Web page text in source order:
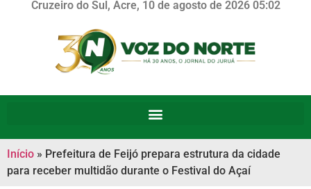
Cruzeiro do Sul, Acre, 10 de agosto de 2026 05:02
Início » Prefeitura de Feijó prepara estrutura da cidade
para receber multidão durante o Festival do Açaí